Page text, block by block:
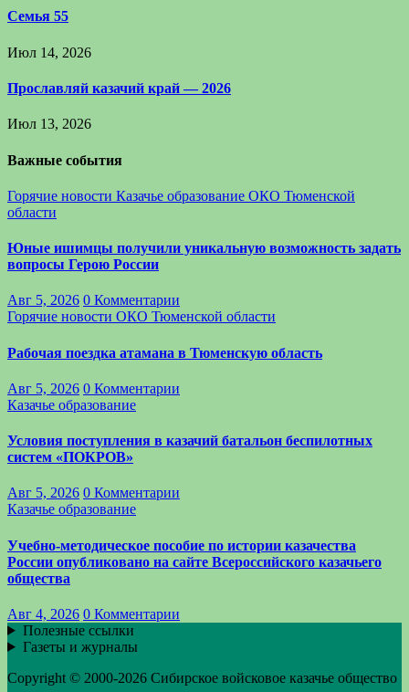
Семья 55
Июл 14, 2026
Прославляй казачий край — 2026
Июл 13, 2026
Важные события
Горячие новости Казачье образование ОКО Тюменской
области
Юные ишимцы получили уникальную возможность задать
вопросы Герою России
Авг 5, 2026 0 Комментарии
Горячие новости ОКО Тюменской области
Рабочая поездка атамана в Тюменскую область
Авг 5, 2026 0 Комментарии
Казачье образование
Условия поступления в казачий батальон беспилотных
систем «ПОКРОВ»
Авг 5, 2026 0 Комментарии
Казачье образование
Учебно-методическое пособие по истории казачества
России опубликовано на сайте Всероссийского казачьего
общества
Авг 4, 2026 0 Комментарии
Полезные ссылки
Газеты и журналы
Copyright © 2000-2026 Сибирское войсковое казачье общество